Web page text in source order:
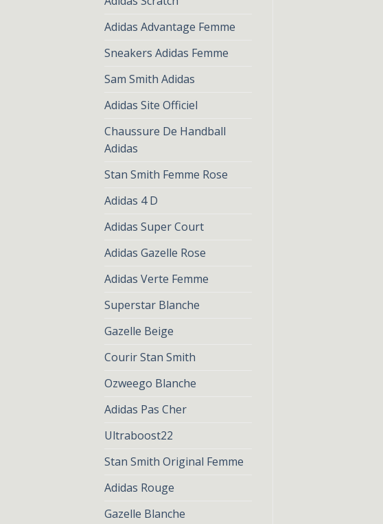
Adidas Advantage Femme
Sneakers Adidas Femme
Sam Smith Adidas
Adidas Site Officiel
Chaussure De Handball
Adidas
Stan Smith Femme Rose
Adidas 4 D
Adidas Super Court
Adidas Gazelle Rose
Adidas Verte Femme
Superstar Blanche
Gazelle Beige
Courir Stan Smith
Ozweego Blanche
Adidas Pas Cher
Ultraboost22
Stan Smith Original Femme
Adidas Rouge
Gazelle Blanche